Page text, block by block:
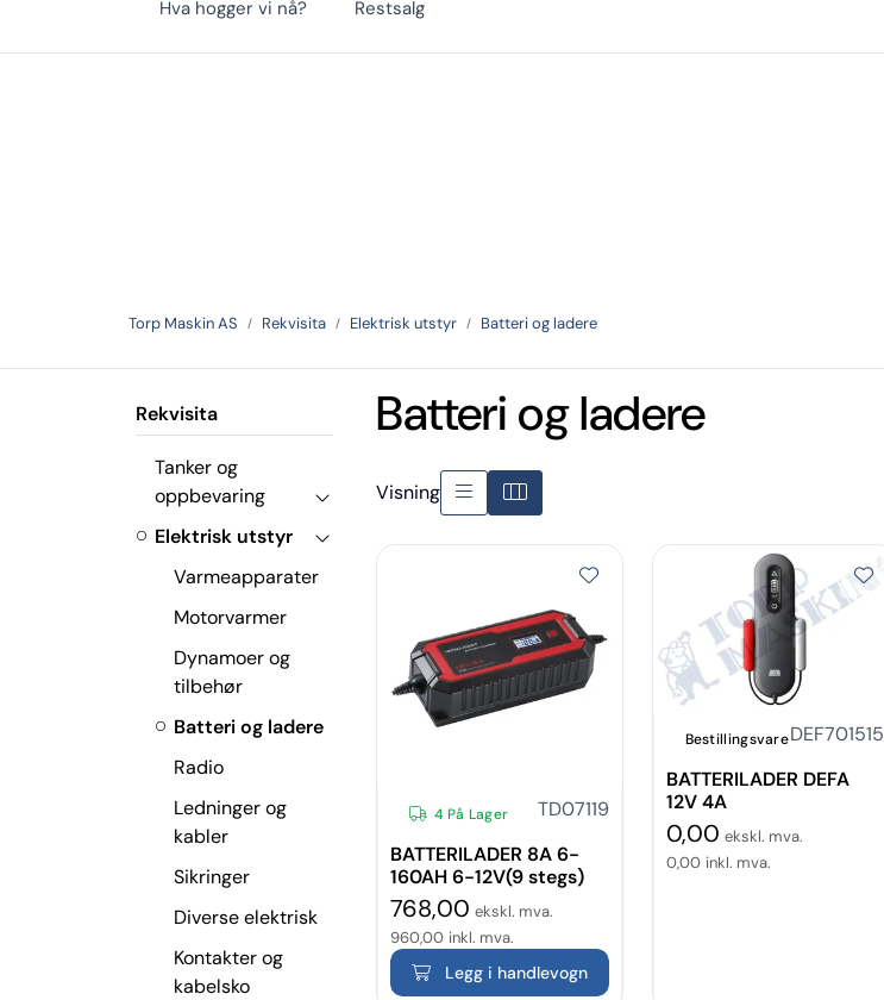
Skip to main content
Hauganveien 366, 3178, Våle 33 06 19 10
Hva hogger vi nå? Restsalg
Torp Maskin AS Rekvisita Elektrisk utstyr Batteri og ladere
Rekvisita
Tanker og
oppbevaring
Elektrisk utstyr
Varmeapparater
Motorvarmer
Dynamoer og
tilbehør
Batteri og ladere
Radio
Ledninger og
kabler
Sikringer
Diverse elektrisk
Kontakter og
kabelsko
Batteri og ladere
Visning
BATTERILADER 8A 6-
160AH 6-12V(9 stegs)
TD07119
4 På Lager
768,00 ekskl. mva.
960,00 inkl. mva.
Legg i handlevogn
BATTERILADER DEFA
12V 4A
DEF701515
Bestillingsvare
0,00 ekskl. mva.
0,00 inkl. mva.